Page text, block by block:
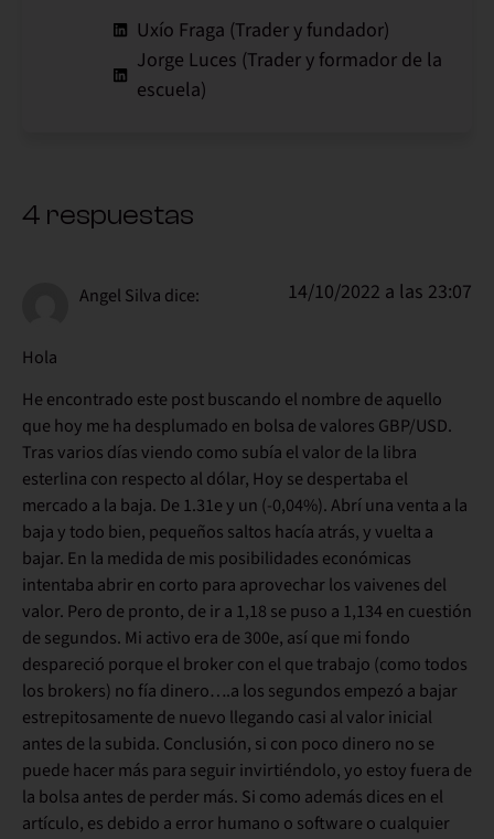
Uxío Fraga (Trader y fundador)
Jorge Luces (Trader y formador de la
escuela)
4 respuestas
Angel Silva dice: 14/10/2022 a las 23:07
Hola
He encontrado este post buscando el nombre de aquello
que hoy me ha desplumado en bolsa de valores GBP/USD.
Tras varios días viendo como subía el valor de la libra
esterlina con respecto al dólar, Hoy se despertaba el
mercado a la baja. De 1.31e y un (-0,04%). Abrí una venta a la
baja y todo bien, pequeños saltos hacía atrás, y vuelta a
bajar. En la medida de mis posibilidades económicas
intentaba abrir en corto para aprovechar los vaivenes del
valor. Pero de pronto, de ir a 1,18 se puso a 1,134 en cuestión
de segundos. Mi activo era de 300e, así que mi fondo
despareció porque el broker con el que trabajo (como todos
los brokers) no fía dinero….a los segundos empezó a bajar
estrepitosamente de nuevo llegando casi al valor inicial
antes de la subida. Conclusión, si con poco dinero no se
puede hacer más para seguir invirtiéndolo, yo estoy fuera de
la bolsa antes de perder más. Si como además dices en el
artículo, es debido a error humano o software o cualquier